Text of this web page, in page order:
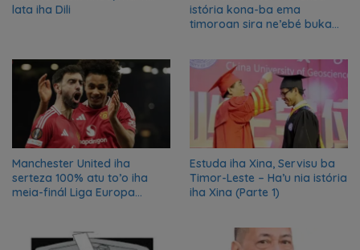
lata iha Dili
istória kona-ba ema
timoroan sira ne’ebé buka
Manchester United iha
serteza 100% atu to’o iha
meia-finál Liga Europa
Estuda iha Xina, Servisu ba
Timor-Leste – Ha’u nia istória
iha Xina (Parte 1)